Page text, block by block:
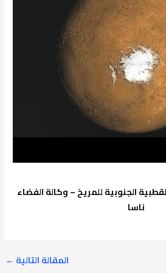
الجنوبية للمريخ – وكالة الفضاء
ناسا
المقالة التالية ←